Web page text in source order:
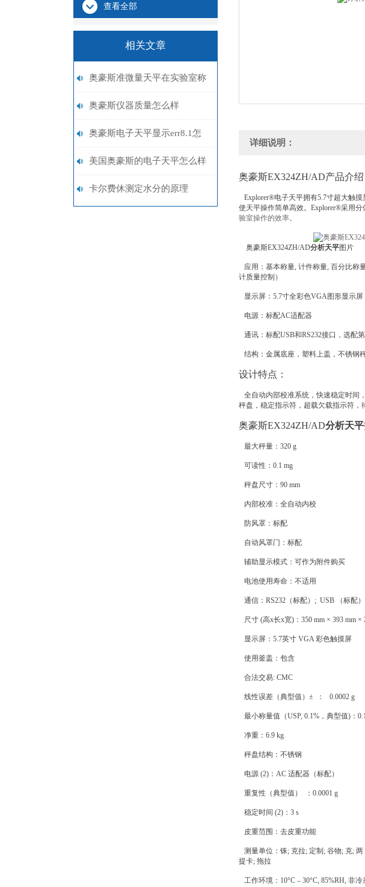
查看全部
相关文章
奥豪斯准微量天平在实验室称
重应用-天津博达宏力
奥豪斯仪器质量怎么样
奥豪斯电子天平显示err8.1怎
么处理
美国奥豪斯的电子天平怎么样
卡尔费休测定水分的原理
详细说明：
奥豪斯EX324ZH/AD产品介绍
Explorer®电子天平拥有5.7寸超大触
使天平操作简单高效。Explorer®采用
验室操作的效率。
奥豪斯EX324ZH/AD分析天平图片
应用：基本称量, 计件称量, 百分比称
计质量控制）
显示屏：5.7寸全彩色VGA图形显示
电源：标配AC适配器
通讯：标配USB和RS232接口，选配
结构：金属底座，塑料上盖，不锈钢
设计特点：
全自动内部校准系统，快速稳定时间
秤盘，稳定指示符，超载欠载指示符，
奥豪斯EX324ZH/AD分析天平
最大秤量：320 g
可读性：0.1 mg
秤盘尺寸：90 mm
内部校准：全自动内校
防风罩：标配
自动风罩门：标配
辅助显示模式：可作为附件购买
电池使用寿命：不适用
通信：RS232（标配）; USB （标配）;
尺寸 (高x长x宽)：350 mm × 393 mm ×
显示屏：5.7英寸 VGA 彩色触摸屏
使用釜盖：包含
合法交易: CMC
线性误差（典型值）± ： 0.0002 g
最小称量值（USP, 0.1%，典型值)：
净重：6.9 kg
秤盘结构：不锈钢
电源 (2)：AC 适配器（标配）
重复性（典型值） ：0.0001 g
稳定时间 (2)：3 s
皮重范围：去皮重功能
测量单位：铢; 克拉; 定制; 谷物; 克;
提卡; 拖拉
工作环境：10°C – 30°C, 85%RH, 非冷